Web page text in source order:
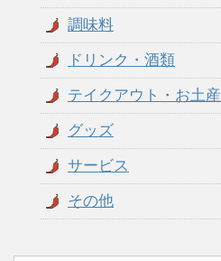
調味料
ドリンク・酒類
テイクアウト・お土産
グッズ
サービス
その他